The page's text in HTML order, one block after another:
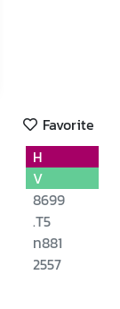
Favorite
H
V
8699
.T5
ท881
2557